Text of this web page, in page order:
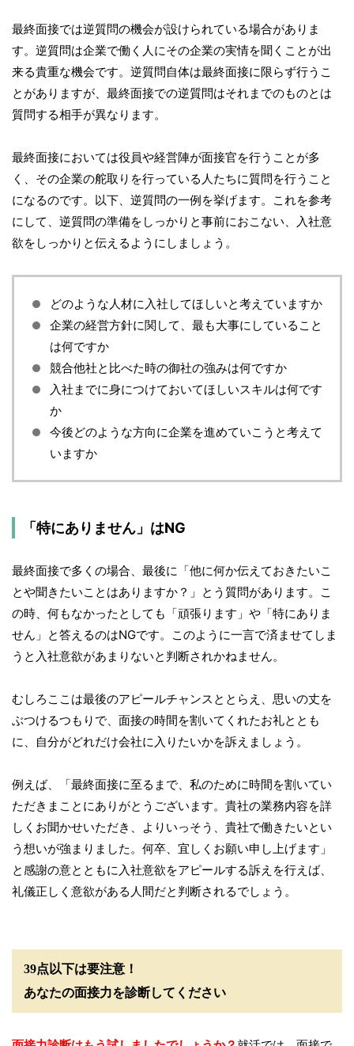
最終面接では逆質問の機会が設けられている場合がありま
す。逆質問は企業で働く人にその企業の実情を聞くことが出
来る貴重な機会です。逆質問自体は最終面接に限らず行うこ
とがありますが、最終面接での逆質問はそれまでのものとは
質問する相手が異なります。
最終面接においては役員や経営陣が面接官を行うことが多
く、その企業の舵取りを行っている人たちに質問を行うこと
になるのです。以下、逆質問の一例を挙げます。これを参考
にして、逆質問の準備をしっかりと事前におこない、入社意
欲をしっかりと伝えるようにしましょう。
どのような人材に入社してほしいと考えていますか
企業の経営方針に関して、最も大事にしていること
は何ですか
競合他社と比べた時の御社の強みは何ですか
入社までに身につけておいてほしいスキルは何です
か
今後どのような方向に企業を進めていこうと考えて
いますか
「特にありません」はNG
最終面接で多くの場合、最後に「他に何か伝えておきたいこ
とや聞きたいことはありますか？」とう質問があります。こ
の時、何もなかったとしても「頑張ります」や「特にありま
せん」と答えるのはNGです。このように一言で済ませてしま
うと入社意欲があまりないと判断されかねません。
むしろここは最後のアピールチャンスととらえ、思いの丈を
ぶつけるつもりで、面接の時間を割いてくれたお礼ととも
に、自分がどれだけ会社に入りたいかを訴えましょう。
例えば、「最終面接に至るまで、私のために時間を割いてい
ただきまことにありがとうございます。貴社の業務内容を詳
しくお聞かせいただき、よりいっそう、貴社で働きたいとい
う想いが強まりました。何卒、宜しくお願い申し上げます」
と感謝の意とともに入社意欲をアピールする訴えを行えば、
礼儀正しく意欲がある人間だと判断されるでしょう。
39点以下は要注意！
あなたの面接力を診断してください